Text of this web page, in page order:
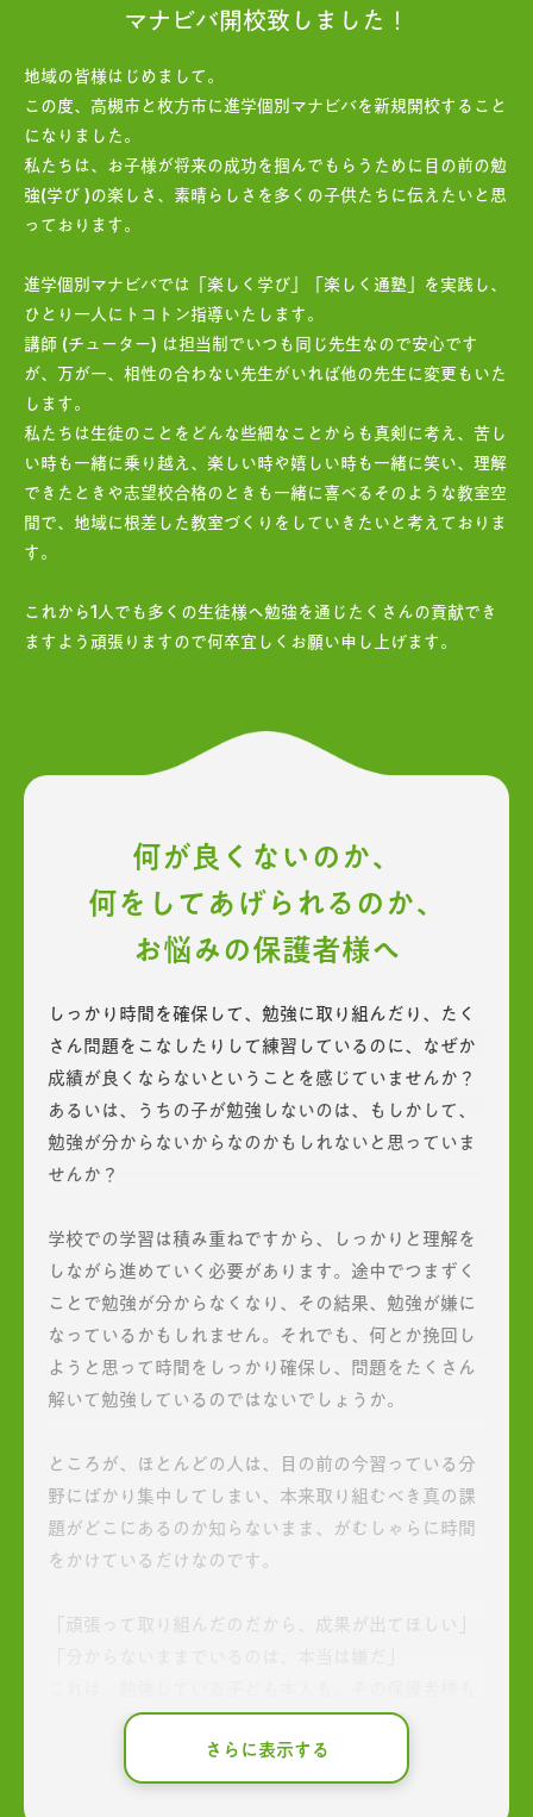
マナビバ開校致しました！
地域の皆様はじめまして。
この度、高槻市と枚方市に進学個別マナビバを新規開校すること
になりました。
私たちは、お子様が将来の成功を掴んでもらうために目の前の勉
強(学び )の楽しさ、素晴らしさを多くの子供たちに伝えたいと思
っております。
進学個別マナビバでは「楽しく学び」「楽しく通塾」を実践し、
ひとり一人にトコトン指導いたします。
講師 (チューター) は担当制でいつも同じ先生なので安心です
が、万が一、相性の合わない先生がいれば他の先生に変更もいた
します。
私たちは生徒のことをどんな些細なことからも真剣に考え、苦し
い時も一緒に乗り越え、楽しい時や嬉しい時も一緒に笑い、理解
できたときや志望校合格のときも一緒に喜べるそのような教室空
間で、地域に根差した教室づくりをしていきたいと考えておりま
す。
これから1人でも多くの生徒様へ勉強を通じたくさんの貢献でき
ますよう頑張りますので何卒宜しくお願い申し上げます。
何が良くないのか、
何をしてあげられるのか、
お悩みの保護者様へ
しっかり時間を確保して、勉強に取り組んだり、たく
さん問題をこなしたりして練習しているのに、なぜか
成績が良くならないということを感じていませんか？
あるいは、うちの子が勉強しないのは、もしかして、
勉強が分からないからなのかもしれないと思っていま
せんか？
学校での学習は積み重ねですから、しっかりと理解を
しながら進めていく必要があります。途中でつまずく
ことで勉強が分からなくなり、その結果、勉強が嫌に
なっているかもしれません。それでも、何とか挽回し
ようと思って時間をしっかり確保し、問題をたくさん
解いて勉強しているのではないでしょうか。
ところが、ほとんどの人は、目の前の今習っている分
野にばかり集中してしまい、本来取り組むべき真の課
題がどこにあるのか知らないまま、がむしゃらに時間
をかけているだけなのです。
「頑張って取り組んだのだから、成果が出てほしい」
思っていることではないでしょうか。
勉強は、大切な将来に関係することであるからこそ、
強くそう思うのは当然です。子どもたちは将来の夢を
さらに表示する